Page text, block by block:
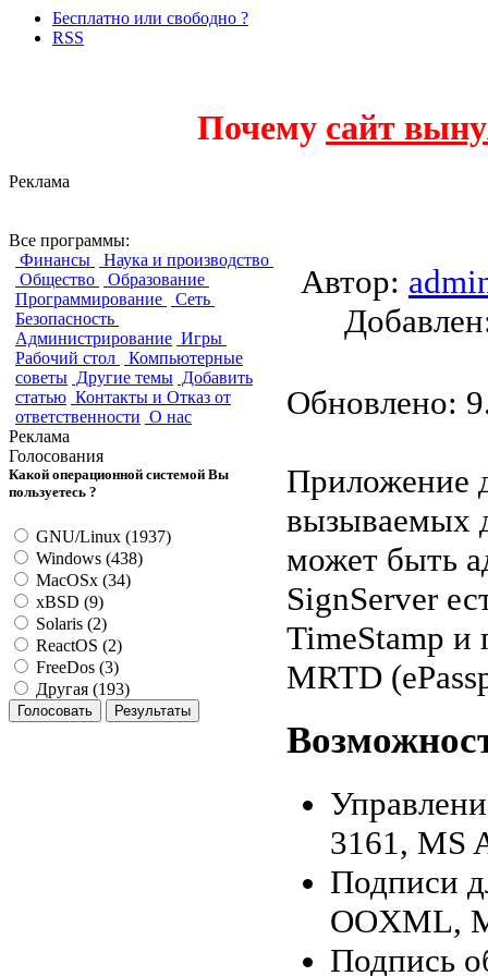
Бесплатно или свободно ?
RSS
Почему сайт
Реклама
Все программы:
Финансы
Наука и производство
Общество
Образование
Программирование
Сеть
Безопасность
Администрирование Игры
Рабочий стол
Компьютерные
советы Другие темы Добавить
статью Контакты и Отказ от
ответственности О нас
Реклама
Голосования
Какой операционной системой Вы
пользуетесь ?
GNU/Linux (1937)
Windows (438)
MacOSx (34)
xBSD (9)
Solaris (2)
ReactOS (2)
FreeDos (3)
Другая (193)
Автор:
Обновлено:
Приложение
вызываемых
может быть
SignServer
TimeStamp и
MRTD
3161, MS
Подписи
OOXML,
Подпись